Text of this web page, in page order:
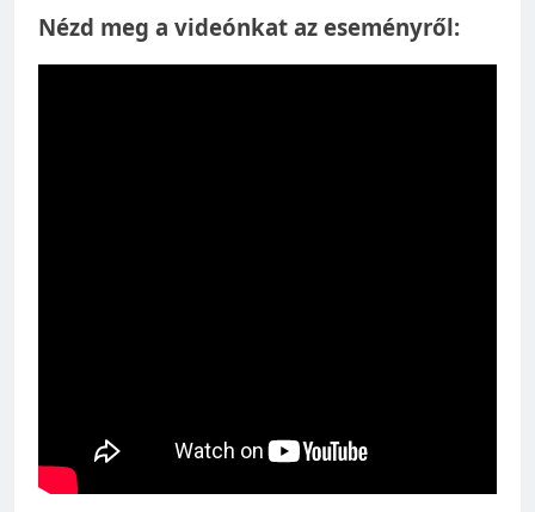
Nézd meg a videónkat az eseményről: